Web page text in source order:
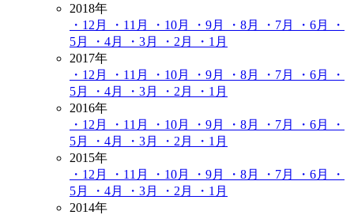
2018年
・12月
・11月 ・10月 ・9月 ・8月 ・7月 ・6月
・
5月
・4月 ・3月 ・2月
・1月
2017年
・12月
・11月 ・10月 ・9月 ・8月 ・7月 ・6月
・
5月
・4月 ・3月 ・2月
・1月
2016年
・12月
・11月 ・10月 ・9月 ・8月 ・7月 ・6月
・
5月
・4月 ・3月 ・2月
・1月
2015年
・12月
・11月 ・10月 ・9月 ・8月 ・7月 ・6月
・
5月
・4月 ・3月 ・2月
・1月
2014年